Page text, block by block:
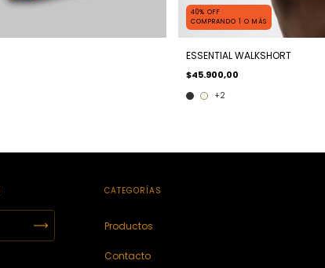
40% OFF
COMPRANDO 1 O MÁS
ESSENTIAL WALKSHORT
$45.900,00
+2
CATEGORÍAS
Productos
Contacto